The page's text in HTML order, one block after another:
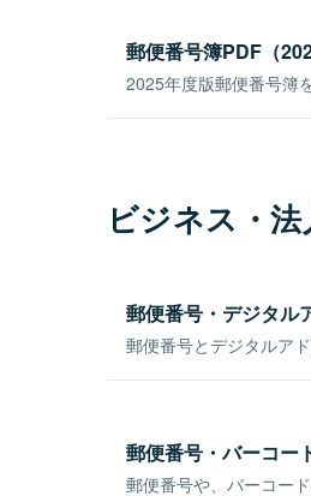
郵便番号簿PDF（
2025年度版郵便番号簿
ビジネス・
郵便番号・デジタル
郵便番号とデジタルア
郵便番号・バーコー
郵便番号や、バーコー